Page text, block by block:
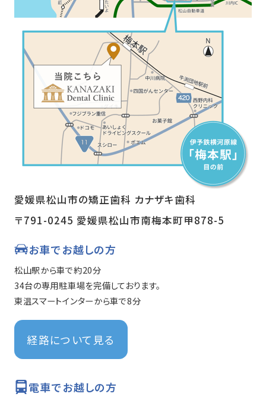
愛媛県松山市の矯正歯科 カナザキ歯科
〒791-0245 愛媛県松山市南梅本町甲878-5
お車でお越しの方
松山駅から車で約20分
34台の専用駐車場を完備しております。
東温スマートインターから車で8分
経路について見る
電車でお越しの方